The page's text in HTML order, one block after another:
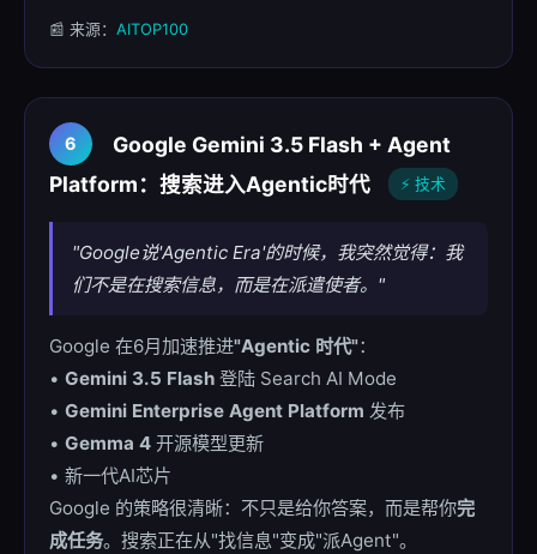
📰 来源： AITOP100
6
Google Gemini 3.5 Flash + Agent
Platform：搜索进入Agentic时代
⚡ 技术
"Google说'Agentic Era'的时候，我突然觉得：我
们不是在搜索信息，而是在派遣使者。"
Google 在6月加速推进"Agentic 时代"：
• Gemini 3.5 Flash 登陆 Search AI Mode
• Gemini Enterprise Agent Platform 发布
• Gemma 4 开源模型更新
• 新一代AI芯片
Google 的策略很清晰：不只是给你答案，而是帮你完
成任务。搜索正在从"找信息"变成"派Agent"。